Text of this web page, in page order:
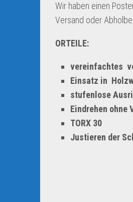
Wir haben einen
Versand oder
ORTEILE:
vereinfachtes
Einsatz in
stufenlose
Eindrehen ohne
TORX 30
Justieren der